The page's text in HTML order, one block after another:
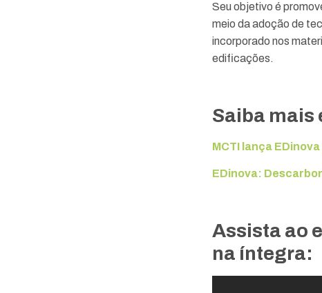
Seu objetivo é
meio da adoção de
incorporado nos
edificações.
Saiba mais
MCTI lança
EDinova:
Assista ao
na íntegra: